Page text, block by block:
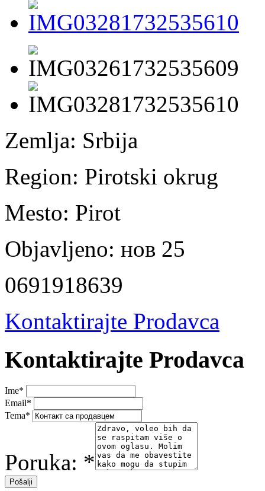
Zemlja: Srbija
Region: Pirotski okrug
Mesto: Pirot
Objavljeno: нов 25
0691918639
Kontaktirajte Prodavca
Kontaktirajte Prodavca
Ime*
Email*
Tema*
Poruka: *